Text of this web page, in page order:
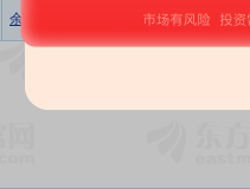
余额(元)
买入额
(元)
偿
(